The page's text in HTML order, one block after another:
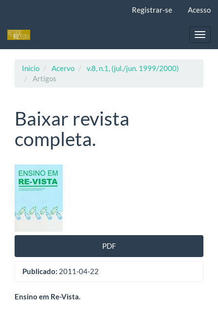
principal
Registrar-se Acesso
Início Acervo
v.8, n.1, (jul./jun. 1999/2000)
Artigos
Baixar revista
completa.
Barra
lateral
de
artigos
PDF
Publicado: 2011-04-22
Conteúdo
Ensino em Re-Vista.